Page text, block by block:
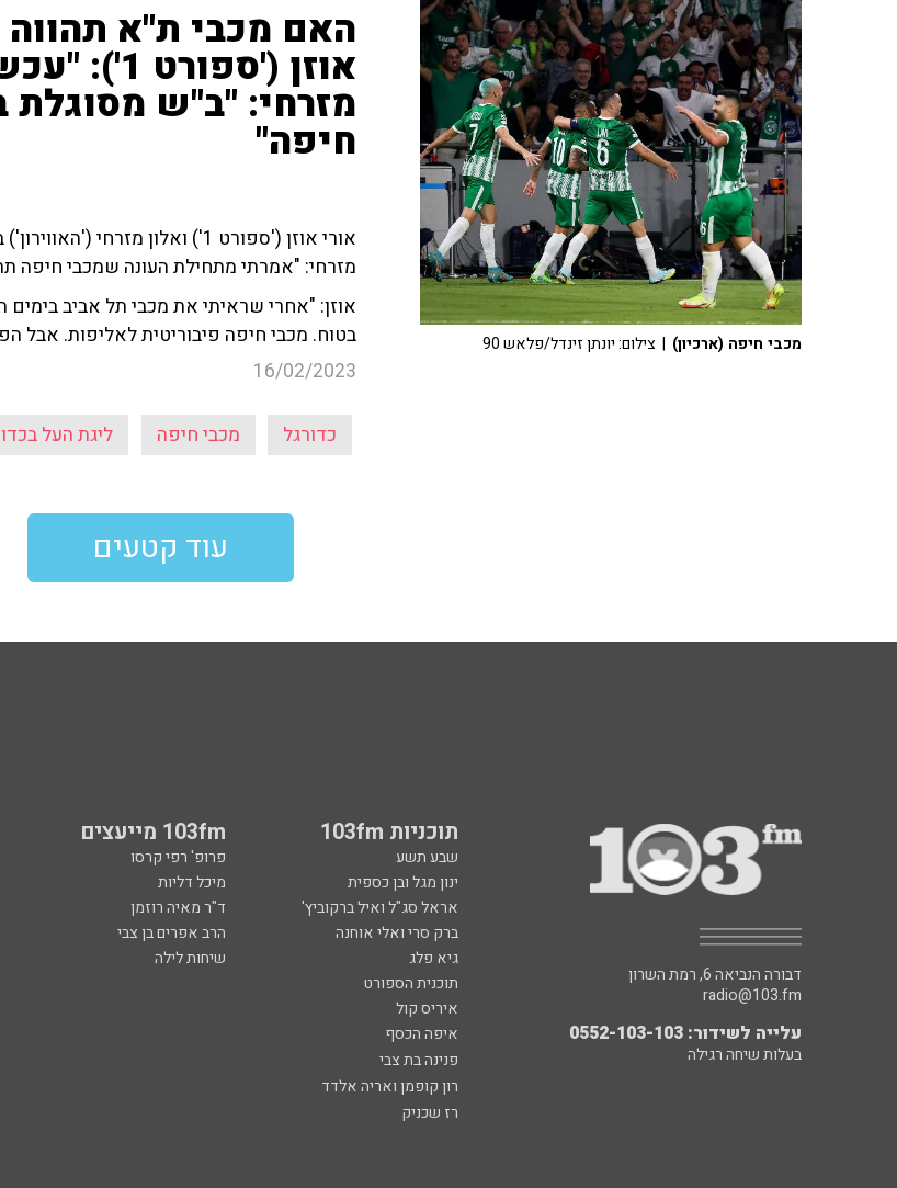
האם מכבי ת"א תהווה
אוזן
מזרחי: "ב"ש
חיפה"
אורי אוזן ('ספורט 1') ואלון
מזרחי: "אמרתי מתחילת העונה שמכבי חיפה
אוזן: "אחרי שראיתי את מכבי תל אביב בימים
בטוח. מכבי חיפה פיבוריטית לאליפות. אבל
16/02/2023
כדורגל מכבי חיפה ליגת העל
מכבי חיפה (ארכיון) | צילום: יונתן זינדל/פלאש 90
עוד קטעים
תוכניות 103fm 103fm מייעצים
שבע תשע פרופ' רפי קרסו
ינון מגל ובן כספית
מיכל דליות
אראל סג"ל ואיל ברקוביץ'
ד"ר מאיה רוזמן
ברק סרי ואלי אוחנה
הרב אפרים בן צבי
גיא פלג
שיחות לילה
תוכנית הספורט
איריס קול
איפה הכסף
פנינה בת צבי
רון קופמן ואריה אלדד
רז שכניק
דבורה הנביאה 6, רמת השרון
radio@103.fm
עלייה לשידור: 0552-103-103
בעלות שיחה רגילה